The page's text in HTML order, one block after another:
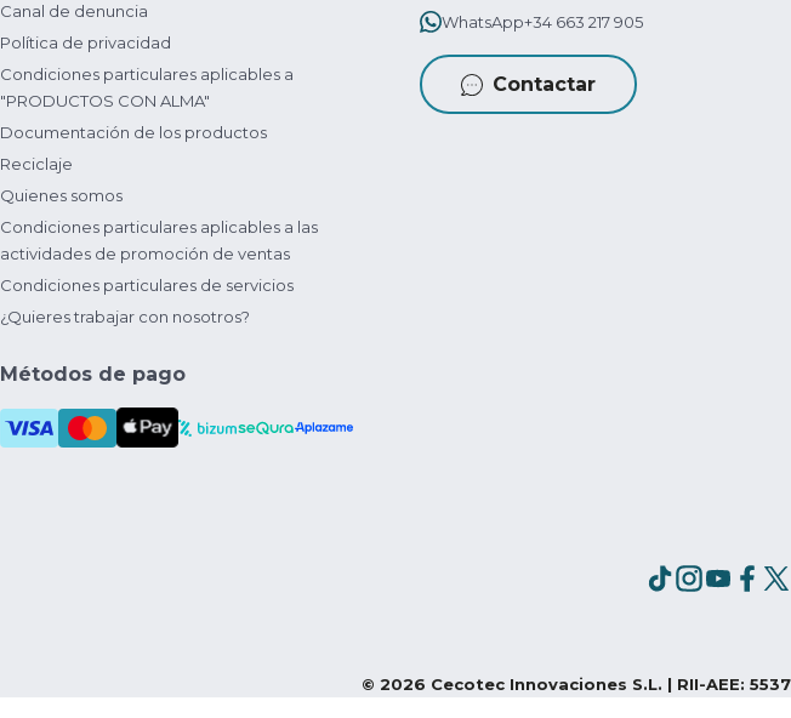
Canal de denuncia
Política de privacidad
Condiciones particulares aplicables a
"PRODUCTOS CON ALMA"
Documentación de los productos
Reciclaje
Quienes somos
Condiciones particulares aplicables a las
actividades de promoción de ventas
Condiciones particulares de servicios
¿Quieres trabajar con nosotros?
Métodos de pago
WhatsApp+34 663 217 905
Contactar
© 2026 Cecotec Innovaciones S.L. | RII-AEE: 5537